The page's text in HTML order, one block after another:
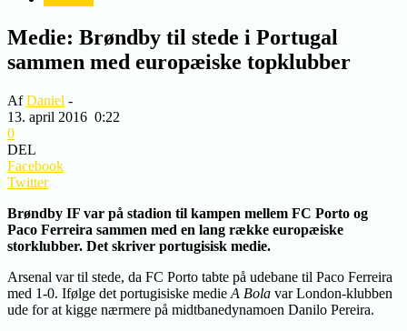
Medie: Brøndby til stede i Portugal
sammen med europæiske topklubber
AfDaniel -
13. april 2016 0:22
0
DEL
Facebook
Twitter
Brøndby IF var på stadion til kampen mellem FC Porto og
Paco Ferreira sammen med en lang række europæiske
storklubber. Det skriver portugisisk medie.
Arsenal var til stede, da FC Porto tabte på udebane til Paco Ferreira
med 1-0. Ifølge det portugisiske medie A Bola var London-klubben
ude for at kigge nærmere på midtbanedynamoen Danilo Pereira.